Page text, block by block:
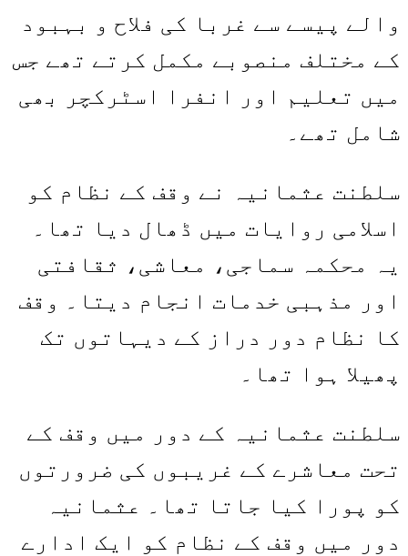
والے پیسے سے غربا کی فلاح و بہبود
کے مختلف منصوبے مکمل کرتے تھے جس
میں تعلیم اور انفرا اسٹرکچر بھی
شامل تھے۔
سلطنت عثمانیہ نے وقف کے نظام کو
اسلامی روایات میں ڈھال دیا تھا۔
یہ محکمہ سماجی، معاشی، ثقافتی
اور مذہبی خدمات انجام دیتا۔ وقف
کا نظام دور دراز کے دیہاتوں تک
پھیلا ہوا تھا۔
سلطنت عثمانیہ کے دور میں وقف کے
تحت معاشرے کے غریبوں کی ضرورتوں
کو پورا کیا جاتا تھا۔ عثمانیہ
دور میں وقف کے نظام کو ایک ادارے